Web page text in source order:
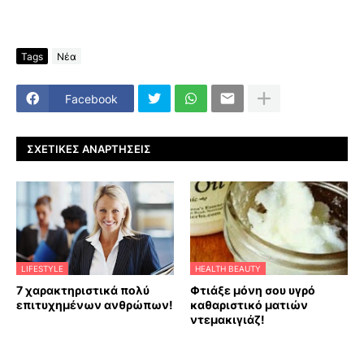
Tags Νέα
Facebook
ΣΧΕΤΙΚΈΣ ΑΝΑΡΤΉΣΕΙΣ
LIFESTYLE
7 χαρακτηριστικά πολύ
επιτυχημένων ανθρώπων!
HEALTH BEAUTY
Φτιάξε μόνη σου υγρό
καθαριστικό ματιών
ντεμακιγιάζ!